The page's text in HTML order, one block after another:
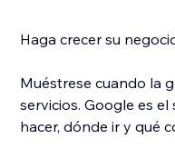
Haga crecer su
Muéstrese cuando la
servicios. Google es
hacer, dónde ir y qué